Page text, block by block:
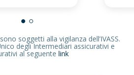
soggetti alla vigilanza dell’IVASS.
degli Intermediari assicurativi e
al seguente link